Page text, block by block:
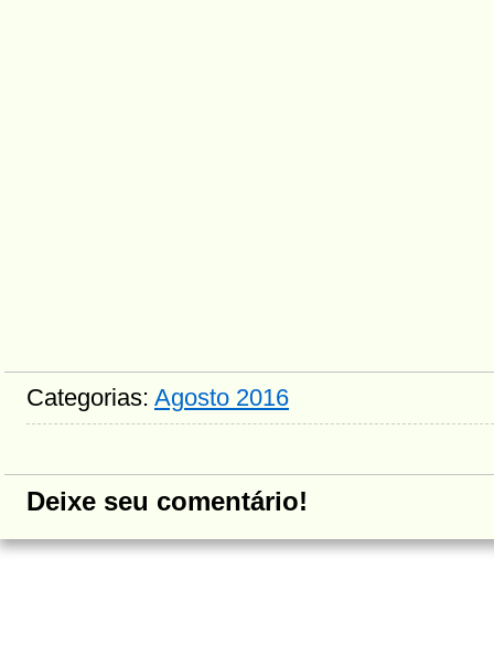
Categorias: Agosto 2016
Deixe seu comentário!